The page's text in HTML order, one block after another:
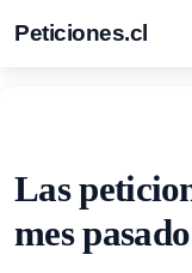
Peticiones.cl
Las
mes pasado